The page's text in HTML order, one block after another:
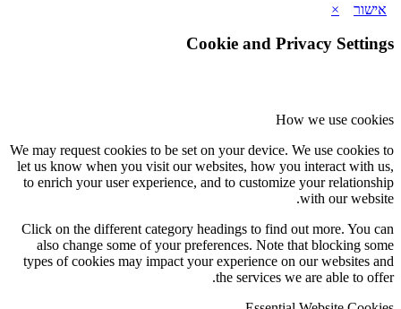
אישור
Cookie and Privacy
How we use
We may request cookies to be set on your device. We use cookies
let us know when you visit our websites, how you interact with
to enrich your user experience, and to customize your
with our
Click on the different category headings to find out more. You
also change some of your preferences. Note that blocking
types of cookies may impact your experience on our websites
the services we are able to